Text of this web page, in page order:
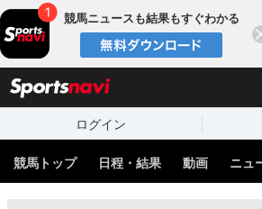
競馬ニュースも結果もすぐわかる
ログイン
競馬トップ 日程・結果 動画 ニュ